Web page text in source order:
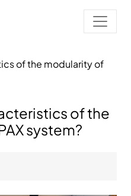
of the modularity of
of the
system?